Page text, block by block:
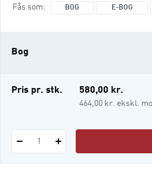
anden del er
teori
Fås som BOG E-BOG
Bog
e-bog
Pris pr. stk. 580,00 kr.
464,00 kr. ekskl.
1